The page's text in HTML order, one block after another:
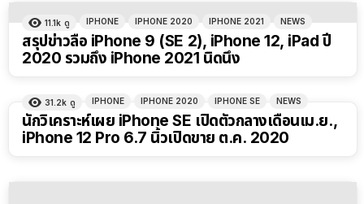
11.1k ดู IPHONE IPHONE 2020 IPHONE 2021 NEWS
สรุปข่าวลือ iPhone 9 (SE 2), iPhone 12, iPad ปี
2020 รวมถึง iPhone 2021 นิดนึง
31.2k ดู IPHONE IPHONE 2020 IPHONE SE NEWS
นักวิเคราะห์เผย iPhone SE เปิดตัวกลางเดือนเม.ย.,
iPhone 12 Pro 6.7 นิ้วเปิดขาย ต.ค. 2020